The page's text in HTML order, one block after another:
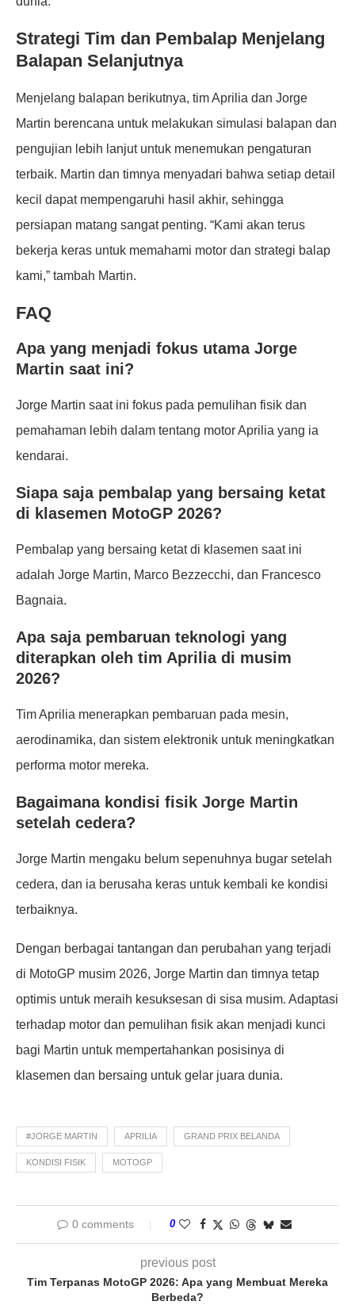
Strategi Tim dan Pembalap Menjelang
Balapan Selanjutnya
Menjelang balapan berikutnya, tim Aprilia dan Jorge
Martin berencana untuk melakukan simulasi balapan dan
pengujian lebih lanjut untuk menemukan pengaturan
terbaik. Martin dan timnya menyadari bahwa setiap detail
kecil dapat mempengaruhi hasil akhir, sehingga
persiapan matang sangat penting. “Kami akan terus
bekerja keras untuk memahami motor dan strategi balap
kami,” tambah Martin.
FAQ
Apa yang menjadi fokus utama Jorge
Martin saat ini?
Jorge Martin saat ini fokus pada pemulihan fisik dan
pemahaman lebih dalam tentang motor Aprilia yang ia
kendarai.
Siapa saja pembalap yang bersaing ketat
di klasemen MotoGP 2026?
Pembalap yang bersaing ketat di klasemen saat ini
adalah Jorge Martin, Marco Bezzecchi, dan Francesco
Bagnaia.
Apa saja pembaruan teknologi yang
diterapkan oleh tim Aprilia di musim
2026?
Tim Aprilia menerapkan pembaruan pada mesin,
aerodinamika, dan sistem elektronik untuk meningkatkan
performa motor mereka.
Bagaimana kondisi fisik Jorge Martin
setelah cedera?
Jorge Martin mengaku belum sepenuhnya bugar setelah
cedera, dan ia berusaha keras untuk kembali ke kondisi
terbaiknya.
Dengan berbagai tantangan dan perubahan yang terjadi
di MotoGP musim 2026, Jorge Martin dan timnya tetap
optimis untuk meraih kesuksesan di sisa musim. Adaptasi
terhadap motor dan pemulihan fisik akan menjadi kunci
bagi Martin untuk mempertahankan posisinya di
klasemen dan bersaing untuk gelar juara dunia.
#JORGE MARTIN APRILIA GRAND PRIX BELANDA
KONDISI FISIK MOTOGP
0 comments 0
previous post
Tim Terpanas MotoGP 2026: Apa yang Membuat Mereka
Berbeda?